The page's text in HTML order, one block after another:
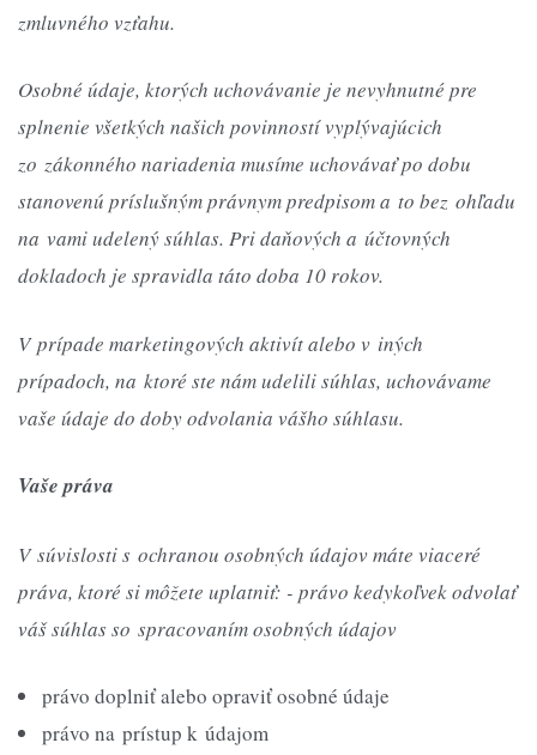
zmluvného vzťahu.
Osobné údaje, ktorých uchovávanie je nevyhnutné pre
splnenie všetkých našich povinností vyplývajúcich
zo zákonného nariadenia musíme uchovávať po dobu
stanovenú príslušným právnym predpisom a to bez ohľadu
na vami udelený súhlas. Pri daňových a účtovných
dokladoch je spravidla táto doba 10 rokov.
V prípade marketingových aktivít alebo v iných
prípadoch, na ktoré ste nám udelili súhlas, uchovávame
vaše údaje do doby odvolania vášho súhlasu.
Vaše práva
V súvislosti s ochranou osobných údajov máte viaceré
práva, ktoré si môžete uplatniť: - právo kedykoľvek odvolať
váš súhlas so spracovaním osobných údajov
právo doplniť alebo opraviť osobné údaje
právo na prístup k údajom